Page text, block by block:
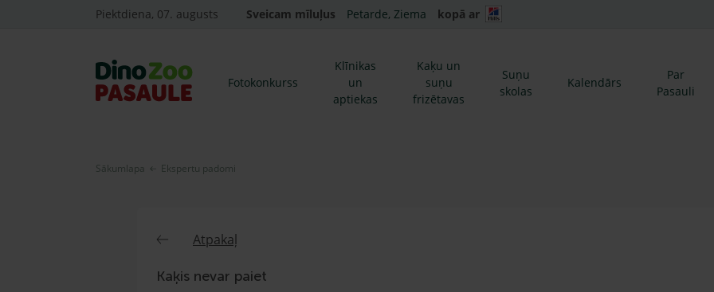
Piektdiena, 07. augusts Sveicam mīluļus Petarde, Ziema kopā ar
Fotokonkurss
Klīnikas
un
aptiekas
Kaķu un
suņu
frizētavas
Suņu
skolas
Kalendārs
Par
Pasauli
Sākumlapa Ekspertu padomi
Atpakaļ
Kaķis nevar paiet